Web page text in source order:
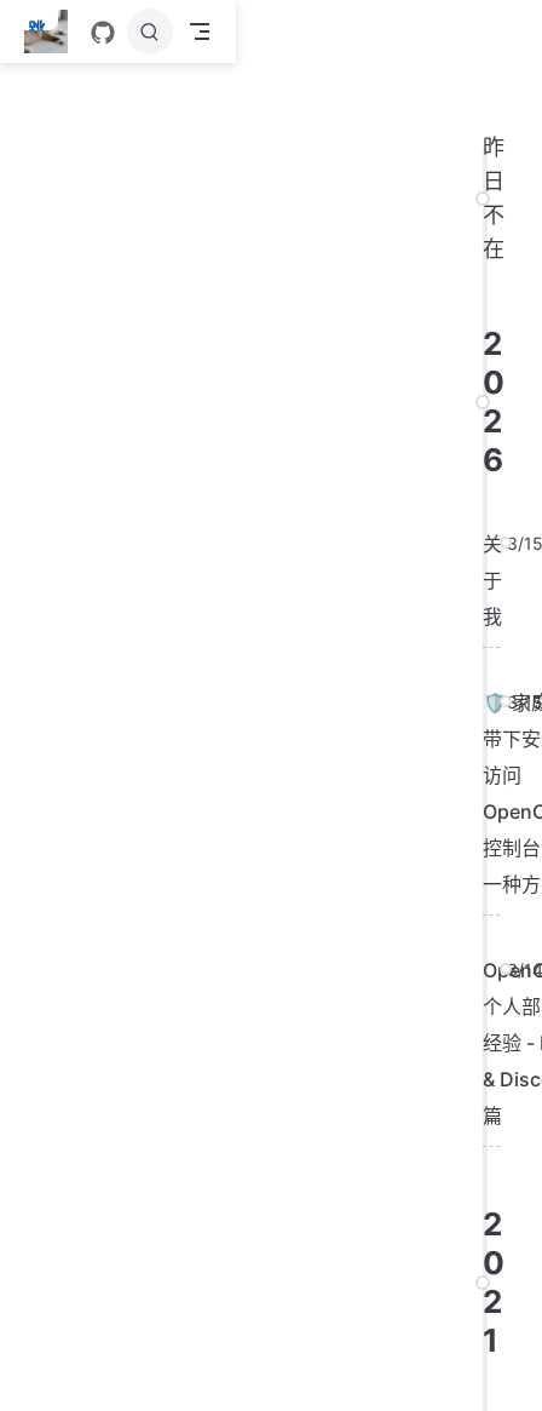
跳
至
昨
日
不
在
2
0
2
6
3/
关
于
我
3/
🛡️ 家
带下
访问
控制
一种
3/
个人
经验 -
&
篇
2
0
2
1